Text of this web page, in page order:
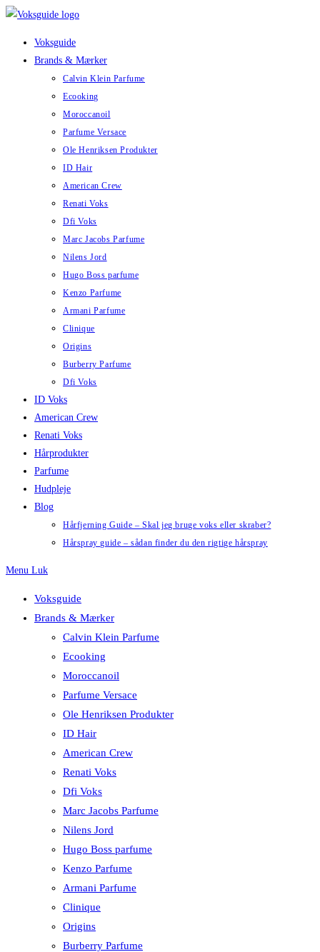
Skip
Voksguide
Brands & Mærker
Calvin Klein Parfume
Ecooking
Moroccanoil
Parfume Versace
Ole Henriksen Produkter
ID Hair
American Crew
Renati Voks
Dfi Voks
Marc Jacobs Parfume
Nilens Jord
Hugo Boss parfume
Kenzo Parfume
Armani Parfume
Clinique
Origins
Burberry Parfume
Dfi Voks
ID Voks
American Crew
Renati Voks
Hårprodukter
Parfume
Hudpleje
Blog
Hårfjerning Guide – Skal jeg bruge voks eller skraber?
Hårspray guide – sådan finder du den rigtige hårspray
Menu Luk
Voksguide
Brands & Mærker
Calvin Klein Parfume
Ecooking
Moroccanoil
Parfume Versace
Ole Henriksen Produkter
ID Hair
American Crew
Renati Voks
Dfi Voks
Marc Jacobs Parfume
Nilens Jord
Hugo Boss parfume
Kenzo Parfume
Armani Parfume
Clinique
Origins
Burberry Parfume